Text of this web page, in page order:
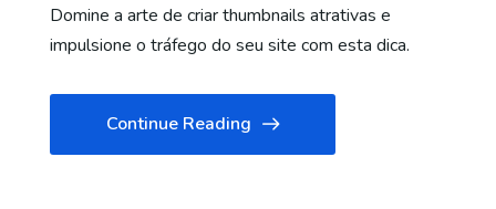
Domine a arte de criar thumbnails atrativas e
impulsione o tráfego do seu site com esta dica.
Continue Reading